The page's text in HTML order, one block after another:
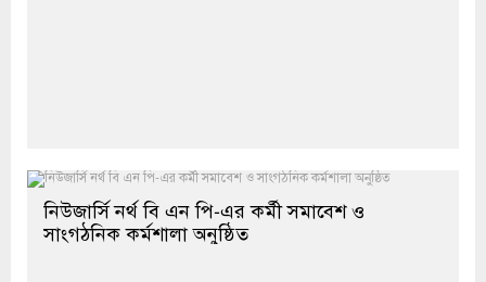
নিউজার্সি নর্থ বি এন পি-এর কর্মী সমাবেশ ও
সাংগঠনিক কর্মশালা অনুষ্ঠিত